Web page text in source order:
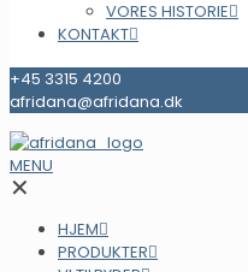
VORES HISTORIE
KONTAKT
+45 3315 4200
afridana@afridana.dk
MENU
✕
HJEM
PRODUKTER